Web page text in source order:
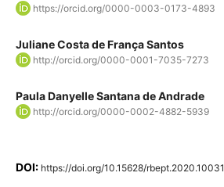
https://orcid.org/0000-0003-0173-4893
Juliane Costa de França Santos
http://orcid.org/0000-0001-7035-7273
Paula Danyelle Santana de Andrade
http://orcid.org/0000-0002-4882-5939
DOI: https://doi.org/10.15628/rbept.2020.10031